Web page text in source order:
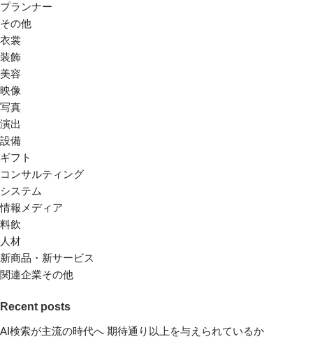
プランナー
その他
衣裳
装飾
美容
映像
写真
演出
設備
ギフト
コンサルティング
システム
情報メディア
料飲
人材
新商品・新サービス
関連企業その他
Recent posts
AI検索が主流の時代へ 期待通り以上を与えられているか